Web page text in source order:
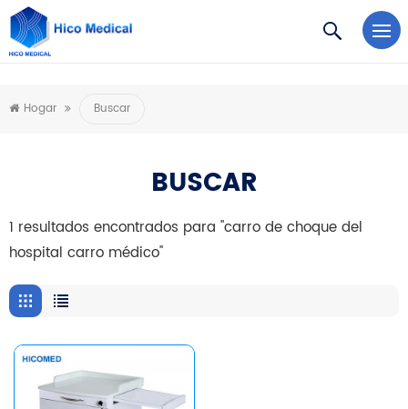
https://www.microsoft.com/en-us/microsoft-teams/log-in
Hogar Buscar
BUSCAR
1 resultados encontrados para "carro de choque del
hospital carro médico"